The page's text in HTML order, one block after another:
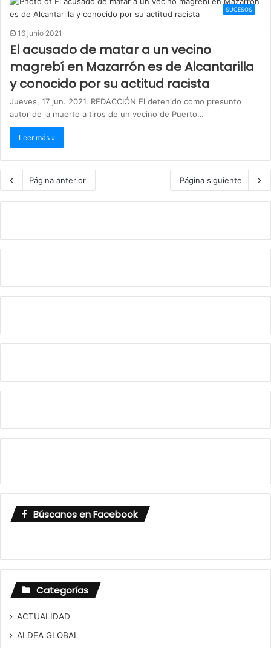
SUCESOS
16 junio 2021
El acusado de matar a un vecino
magrebí en Mazarrón es de Alcantarilla
y conocido por su actitud racista
Jueves, 17 jun. 2021. REDACCIÓN El detenido como presunto
autor de la muerte a tiros de un vecino de Puerto…
Leer más »
Página anterior Página siguiente
Búscanos en Facebook
Categorías
ACTUALIDAD
ALDEA GLOBAL